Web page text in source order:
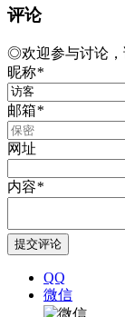
评论
◎欢迎参与讨论，
昵称*
邮箱*
网址
内容*
QQ
微信